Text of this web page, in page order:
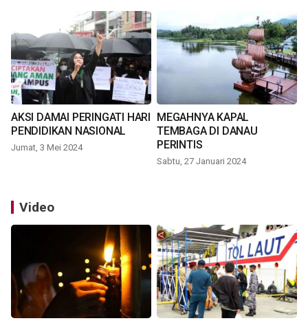
AKSI DAMAI PERINGATI HARI
PENDIDIKAN NASIONAL
Jumat, 3 Mei 2024
MEGAHNYA KAPAL
TEMBAGA DI DANAU
PERINTIS
Sabtu, 27 Januari 2024
Video